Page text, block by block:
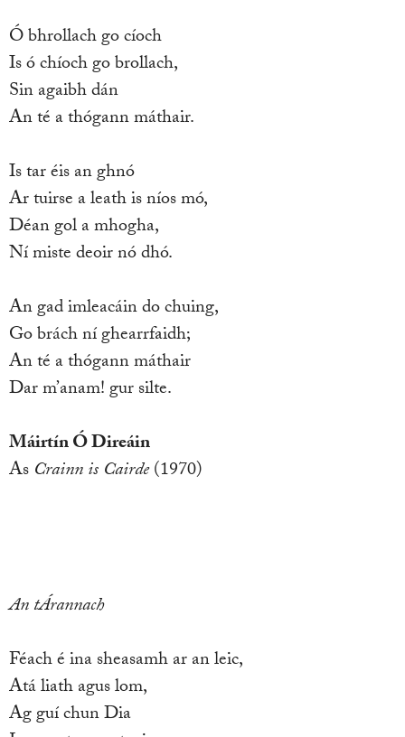
Ó bhrollach go cíoch
Is ó chíoch go brollach,
Sin agaibh dán
An té a thógann máthair.
Is tar éis an ghnó
Ar tuirse a leath is níos mó,
Déan gol a mhogha,
Ní miste deoir nó dhó.
An gad imleacáin do chuing,
Go brách ní ghearrfaidh;
An té a thógann máthair
Dar m’anam! gur silte.
Máirtín Ó Direáin
As Crainn is Cairde(1970)
An tÁrannach
Féach é ina sheasamh ar an leic,
Atá liath agus lom,
Ag guí chun Dia